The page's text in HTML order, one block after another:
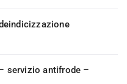
servizio antifrode –